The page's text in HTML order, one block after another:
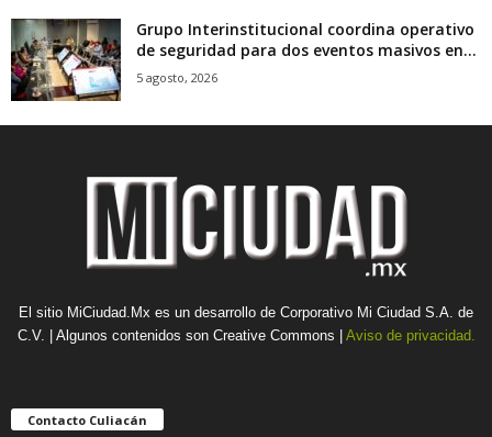
Grupo Interinstitucional coordina operativo
de seguridad para dos eventos masivos en...
5 agosto, 2026
El sitio MiCiudad.Mx es un desarrollo de Corporativo Mi Ciudad S.A. de
C.V. | Algunos contenidos son Creative Commons | Aviso de privacidad.
Contacto Culiacán